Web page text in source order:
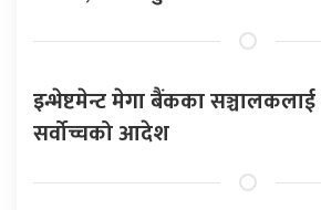
इन्भेष्टमेन्ट मेगा बैंकका सञ्चालकलाई
सर्वोच्चको आदेश